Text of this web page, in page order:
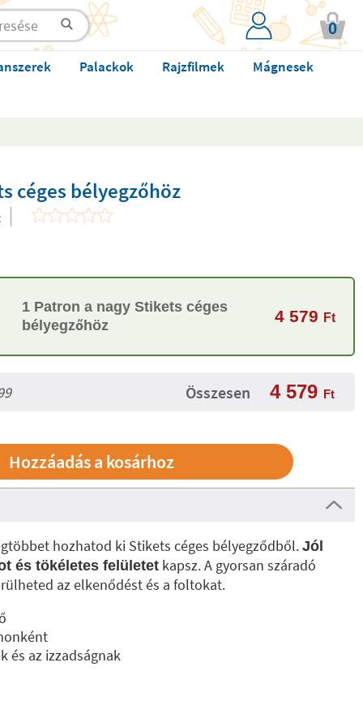
0
Palackok Rajzfilmek Mágnesek
céges bélyegzőhöz
1 Patron a nagy Stikets céges
bélyegzőhöz
4 579 Ft
Összesen 4 579 Ft
hozhatod ki Stikets céges bélyegződből. Jól
és tökéletes felületetkapsz. A gyorsan száradó
az elkenődést és a foltokat.
és az izzadságnak